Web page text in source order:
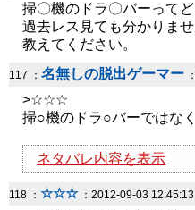
掃〇機のドラ〇バーって
過去レス見ても分かりま
教えてください。
117 ： 名無しの脱出ゲーマー
>☆☆☆
掃○機のドラ○バーではな
ネタバレ内容を表示
118 ： ☆☆☆：2012-09-03 12:45:13